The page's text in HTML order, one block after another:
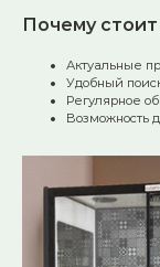
Почему
Актуальные
Удобный
Регулярное
Возможность